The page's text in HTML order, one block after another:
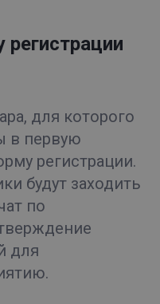
для которого
в первую
регистрации.
будут заходить
по
для